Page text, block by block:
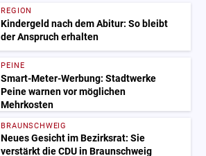
REGION
Kindergeld nach dem Abitur: So bleibt
der Anspruch erhalten
PEINE
Smart-Meter-Werbung: Stadtwerke
Peine warnen vor möglichen
Mehrkosten
BRAUNSCHWEIG
Neues Gesicht im Bezirksrat: Sie
verstärkt die CDU in Braunschweig